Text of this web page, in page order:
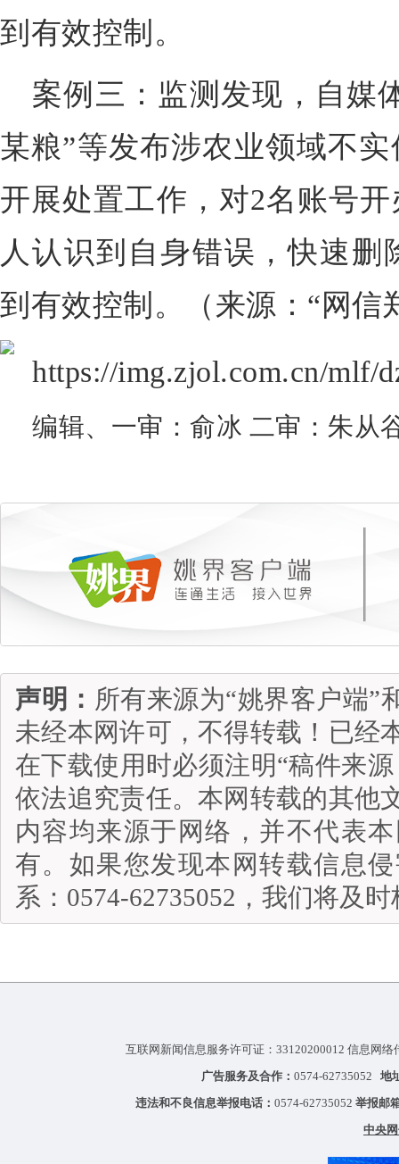
到有效控制。
案例三：监测发现，自媒
某粮”等发布涉农业领域不
开展处置工作，对2名账号
人认识到自身错误，快速
到有效控制。（来源：“网信
编辑、一审：俞冰 二审：朱从
声明： 所有来源为“姚界客户端”
未经本网许可，不得转载！已经
在下载使用时必须注明“稿件来
依法追究责任。本网转载的其他
内容均来源于网络，并不代表
有。如果您发现本网转载信息
系：0574-62735052，我们将及
互联网新闻信息服务许可证：33120200012 信息网
广告服务及合作： 0574-62735052 地
违法和不良信息举报电话： 0574-62735052 举报邮
中央